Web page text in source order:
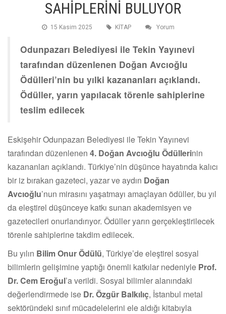
SAHİPLERİNİ BULUYOR
15 Kasim 2025 KİTAP Yorum
Odunpazarı Belediyesi ile Tekin Yayınevi
tarafından düzenlenen Doğan Avcıoğlu
Ödülleri’nin bu yılki kazananları açıklandı.
Ödüller, yarın yapılacak törenle sahiplerine
teslim edilecek
Eskişehir Odunpazarı Belediyesi ile Tekin Yayınevi
tarafından düzenlenen 4. Doğan Avcıoğlu Ödüllerinin
kazananları açıklandı. Türkiye’nin düşünce hayatında kalıcı
bir iz bırakan gazeteci, yazar ve aydın Doğan
Avcıoğlu’nun mirasını yaşatmayı amaçlayan ödüller, bu yıl
da eleştirel düşünceye katkı sunan akademisyen ve
gazetecileri onurlandırıyor. Ödüller yarın gerçekleştirilecek
törenle sahiplerine takdim edilecek.
Bu yılın Bilim Onur Ödülü, Türkiye’de eleştirel sosyal
bilimlerin gelişimine yaptığı önemli katkılar nedeniyle Prof.
Dr. Cem Eroğul’a verildi. Sosyal bilimler alanındaki
değerlendirmede ise Dr. Özgür Balkılıç, İstanbul metal
sektöründeki sınıf mücadelelerini ele aldığı kitabıyla